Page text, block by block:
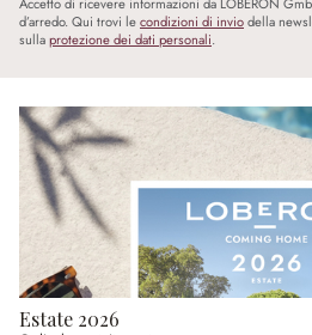
Accetto di ricevere informazioni da LOBERON
d’arredo. Qui trovi lecondizioni di inviodella
sullaprotezione dei dati personali.
Estate 2026